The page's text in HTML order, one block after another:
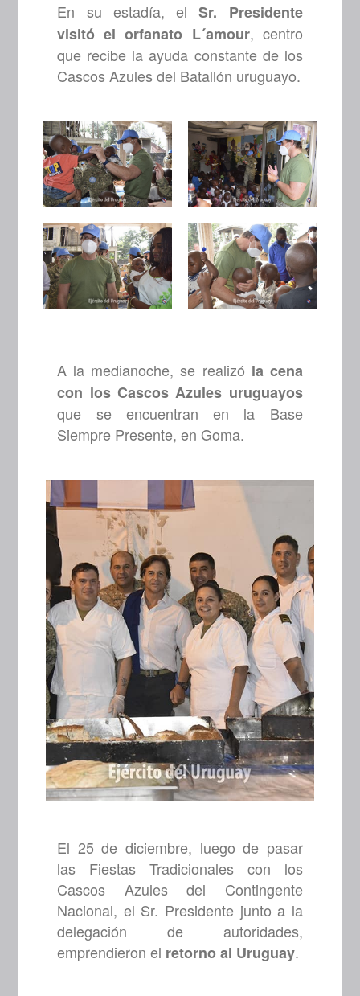
En su estadía, elSr. Presidente
visitó el orfanato L´amour, centro
que recibe la ayuda constante de los
Cascos Azules del Batallón uruguayo.
A la medianoche, se realizó la cena
con los Cascos Azules uruguayos
que se encuentran en la Base
Siempre Presente, en Goma.
El 25 de diciembre, luego de pasar
las Fiestas Tradicionales con los
Cascos Azules del Contingente
Nacional, el Sr. Presidente junto a la
delegación de autoridades,
emprendieron el retorno al Uruguay.